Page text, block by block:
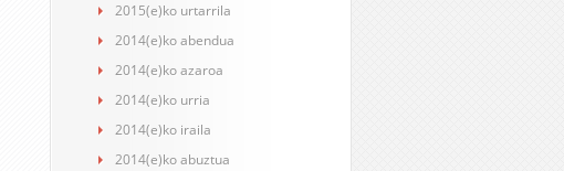
2015(e)ko urtarrila
2014(e)ko abendua
2014(e)ko azaroa
2014(e)ko urria
2014(e)ko iraila
2014(e)ko abuztua